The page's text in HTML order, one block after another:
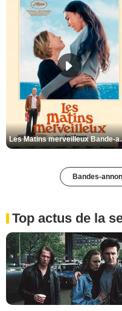
Les
Bandes-
Top actus de la